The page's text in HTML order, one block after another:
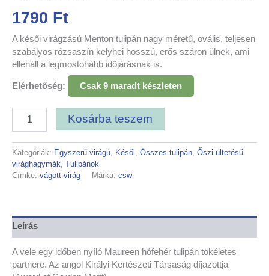
1790 Ft
A késői virágzású Menton tulipán nagy méretű, ovális, teljesen
szabályos rózsaszín kelyhei hosszú, erős száron ülnek, ami
ellenáll a legmostohább időjárásnak is.
Elérhetőség: Csak 9 maradt készleten
Kosárba teszem
Kategóriák: Egyszerű virágú Késői Összes tulipán Őszi ültetésű
virághagymák Tulipánok
Címke: vágott virág Márka: csw
Leírás
A vele egy időben nyíló Maureen hófehér tulipán tökéletes
partnere. Az angol Királyi Kertészeti Társaság díjazottja